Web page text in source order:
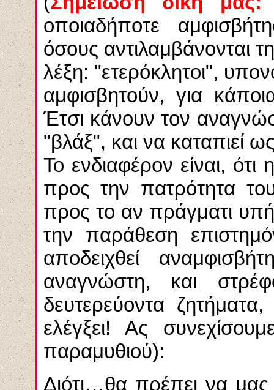
οποιαδήποτε
όσους αντιλαμβάνονται
λέξη: "ετερόκλητοι",
αμφισβητούν, για
Έτσι κάνουν τον
"βλάξ", και να καταπιεί
Το ενδιαφέρον είναι,
προς την πατρότητα
προς το αν πράγματι
την παράθεση
αποδειχθεί
αναγνώστη, και
δευτερεύοντα
ελέγξει! Ας
παραμυθιού):
Διότι…θα πρέπει να